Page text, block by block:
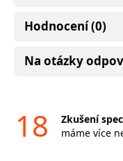
Hodnocení (0)
Na otázky
18
Zkušení
máme více